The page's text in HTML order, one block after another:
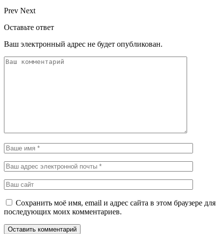
Prev Next
Оставьте ответ
Ваш электронный адрес не будет опубликован.
Сохранить моё имя, email и адрес сайта в этом браузере для
последующих моих комментариев.